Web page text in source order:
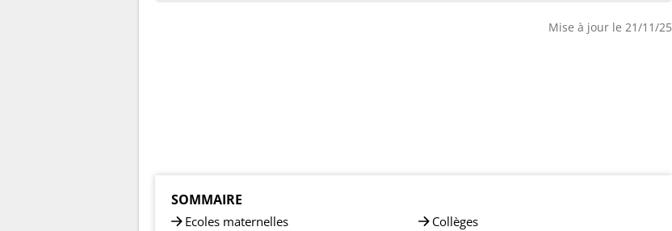
Mise à jour le 21/11/25
SOMMAIRE
Ecoles maternelles
Collèges